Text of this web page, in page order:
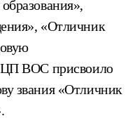
«Отличник
ЦП ВОС присвоило
звания «Отличник